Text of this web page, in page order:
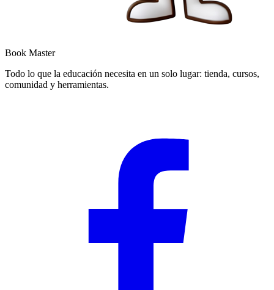
Book Master
Todo lo que la educación necesita en un solo lugar: tienda, cursos,
comunidad y herramientas.